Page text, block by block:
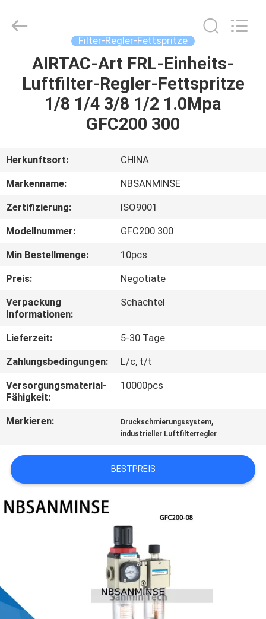
HAUS
PRODUKTE
UNS
AUSFLUG
QUALITÄTSKONTROLLE
TRETEN
SIE
MIT
UNS
VERBINDUNG
FORDERN
SIE EIN
ZITAT
DATENSCHUTZERKLÄRUNG
Export
Co.,Ltd..
Filter-Regler-Fettspritze
AIRTAC-Art FRL-Einheits-
Luftfilter-Regler-Fettspritze
1/8 1/4 3/8 1/2 1.0Mpa
GFC200 300
Herkunftsort:
CHINA
Markenname:
NBSANMINSE
Zertifizierung:
ISO9001
Modellnummer:
GFC200 300
Min Bestellmenge:
10pcs
Preis:
Negotiate
Verpackung
Informationen:
Schachtel
Lieferzeit:
5-30 Tage
Zahlungsbedingungen:
L/c, t/t
Versorgungsmaterial-
Fähigkeit:
10000pcs
Markieren: Druckschmierungssystem,
industrieller Luftfilterregler
BESTPREIS